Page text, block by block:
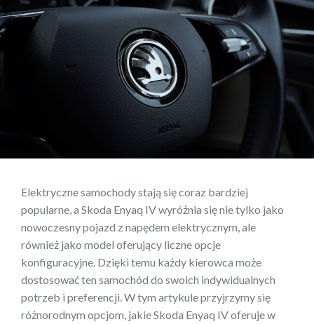
Elektryczne samochody stają się coraz bardziej
popularne, a Skoda Enyaq IV wyróżnia się nie tylko jako
nowoczesny pojazd z napędem elektrycznym, ale
również jako model oferujący liczne opcje
konfiguracyjne. Dzięki temu każdy kierowca może
dostosować ten samochód do swoich indywidualnych
potrzeb i preferencji. W tym artykule przyjrzymy się
różnorodnym opcjom, jakie Skoda Enyaq IV oferuje w